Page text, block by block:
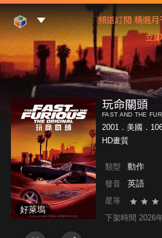
Mod Web頻道訂閱
立
精選月
好萊塢
玩命關頭
FAST AND THE
2001．美國．
HD畫質
類型 動作
發音 英語
星等
下架時間 2026